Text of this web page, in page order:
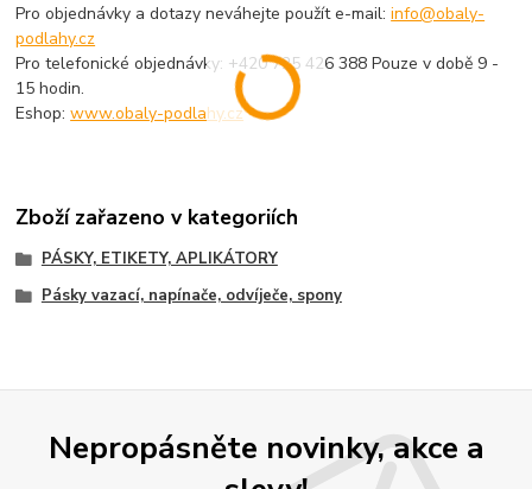
Pro objednávky a dotazy neváhejte použít e-mail:info@obaly-
podlahy.cz
Pro telefonické objednávky: +420 725 426 388 Pouze v době 9 -
15 hodin.
Eshop:www.obaly-podlahy.cz
Zboží zařazeno v kategoriích
PÁSKY, ETIKETY, APLIKÁTORY
Pásky vazací, napínače, odvíječe, spony
Nepropásněte novinky, akce a